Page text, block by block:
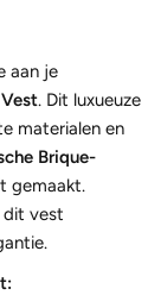
aan je
. Dit luxueuze
materialen en
Brique-
gemaakt.
dit vest